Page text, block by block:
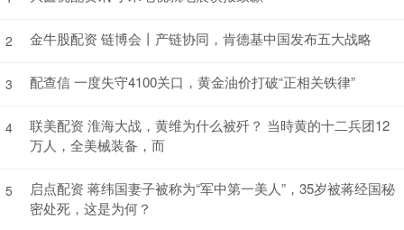
2 金牛股配资 链博会丨产链协同，肯德基中国发布五大战略
3 配查信 一度失守4100关口，黄金油价打破“正相关铁律”
4
联美配资 淮海大战，黄维为什么被歼？ 当時黄的十二兵团12
万人，全美械装备，而
5
启点配资 蒋纬国妻子被称为“军中第一美人”，35岁被蒋经国秘
密处死，这是为何？